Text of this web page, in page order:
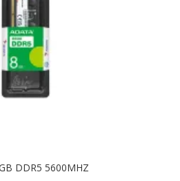
DDR5 5600MHZ